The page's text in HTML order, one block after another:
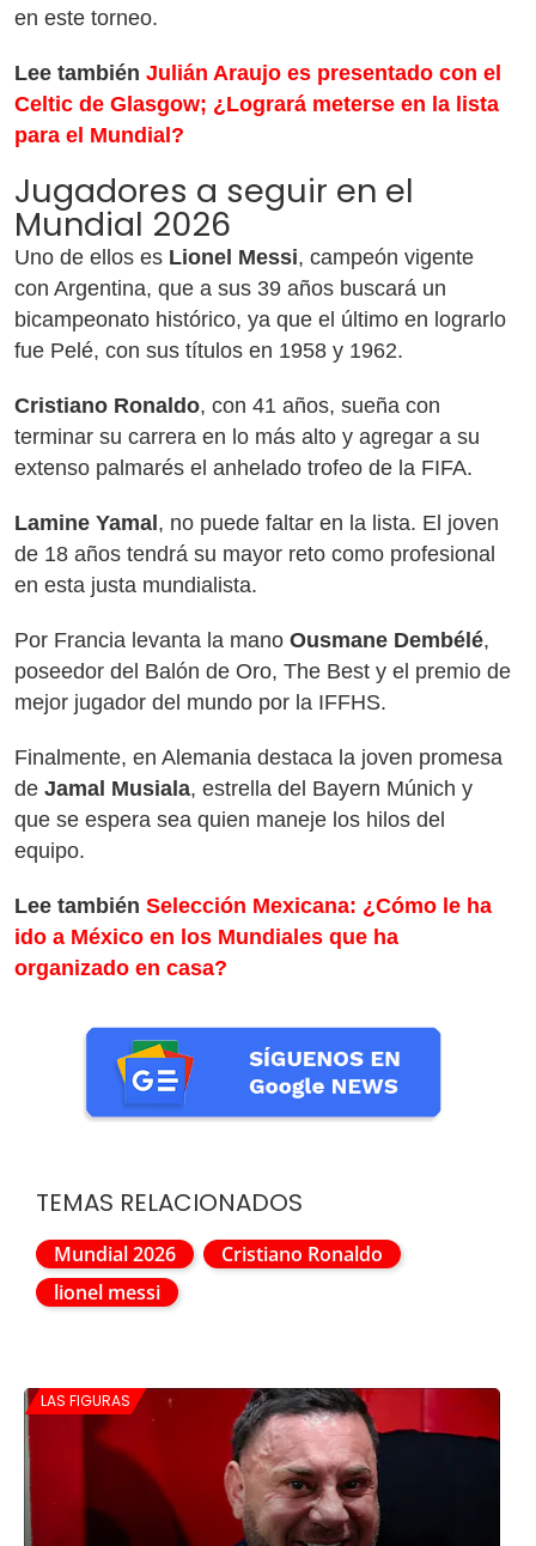
en este torneo.
Lee también Julián Araujo es presentado con el
Celtic de Glasgow; ¿Logrará meterse en la lista
para el Mundial?
Jugadores a seguir en el
Mundial 2026
Uno de ellos es Lionel Messi, campeón vigente
con Argentina, que a sus 39 años buscará un
bicampeonato histórico, ya que el último en lograrlo
fue Pelé, con sus títulos en 1958 y 1962.
Cristiano Ronaldo, con 41 años, sueña con
terminar su carrera en lo más alto y agregar a su
extenso palmarés el anhelado trofeo de la FIFA.
Lamine Yamal , no puede faltar en la lista. El joven
de 18 años tendrá su mayor reto como profesional
en esta justa mundialista.
Por Francia levanta la mano Ousmane Dembélé,
poseedor del Balón de Oro, The Best y el premio de
mejor jugador del mundo por la IFFHS.
Finalmente, en Alemania destaca la joven promesa
de Jamal Musiala, estrella del Bayern Múnich y
que se espera sea quien maneje los hilos del
equipo.
Lee también Selección Mexicana: ¿Cómo le ha
ido a México en los Mundiales que ha
organizado en casa?
TEMAS RELACIONADOS
Mundial 2026
Cristiano Ronaldo
lionel messi
LAS FIGURAS